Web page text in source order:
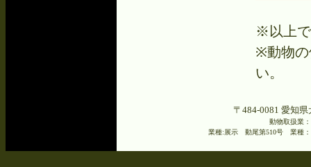
※以上で
※動物の
い。
〒484-0081 愛知
動物取扱業
業種:展示 動尾第510号 業種